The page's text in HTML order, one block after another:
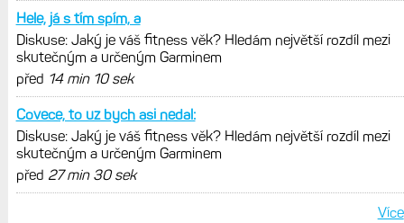
Hele, já s tím spím, a
Diskuse: Jaký je váš fitness věk? Hledám největší rozdíl mezi
skutečným a určeným Garminem
před 14 min 10 sek
Covece, to uz bych asi nedal:
Diskuse: Jaký je váš fitness věk? Hledám největší rozdíl mezi
skutečným a určeným Garminem
před 27 min 30 sek
Více